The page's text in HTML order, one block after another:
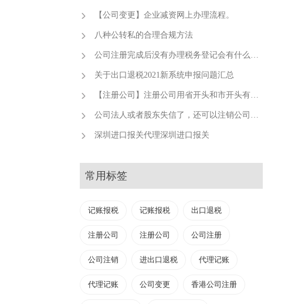
【公司变更】企业减资网上办理流程。
八种公转私的合理合规方法
公司注册完成后没有办理税务登记会有什么后果？
关于出口退税2021新系统申报问题汇总
【注册公司】注册公司用省开头和市开头有什么不同？
公司法人或者股东失信了，还可以注销公司吗？
深圳进口报关代理深圳进口报关
常用标签
记账报税 记账报税 出口退税
注册公司 注册公司 公司注册
公司注销 进出口退税 代理记账
代理记账 公司变更 香港公司注册